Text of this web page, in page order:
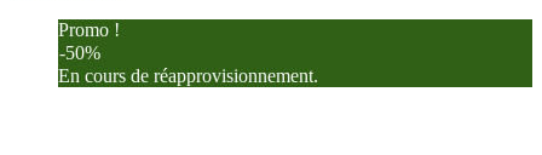
Promo !
-50%
En cours de réapprovisionnement.